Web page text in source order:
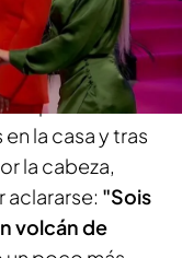
de su gran
pasaba las
la casa y tras
la cabeza,
aclararse: "Sois
volcán de